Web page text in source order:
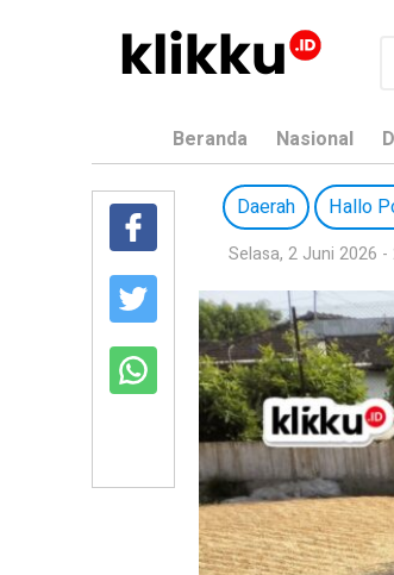
Beranda Nasional
Daerah Hallo
Selasa, 2 Juni 2026 -